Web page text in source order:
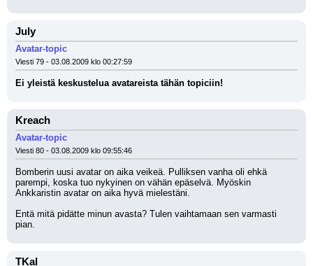
July
Avatar-topic
Viesti 79 - 03.08.2009 klo 00:27:59
Ei yleistä keskustelua avatareista tähän topiciin!
Kreach
Avatar-topic
Viesti 80 - 03.08.2009 klo 09:55:46
Bomberin uusi avatar on aika veikeä. Pulliksen vanha oli ehkä
parempi, koska tuo nykyinen on vähän epäselvä. Myöskin
Ankkaristin avatar on aika hyvä mielestäni.
Entä mitä pidätte minun avasta? Tulen vaihtamaan sen varmasti
pian.
TKal